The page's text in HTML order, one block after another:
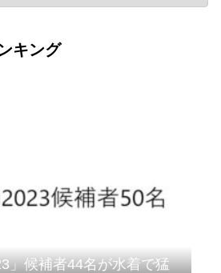
キング
」候補者44名が水着で猛